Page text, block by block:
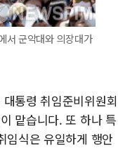
서 군악대와 의장대가
통령 취임준비위원회
맡습니다. 또 하나 특
임식은 유일하게 행안